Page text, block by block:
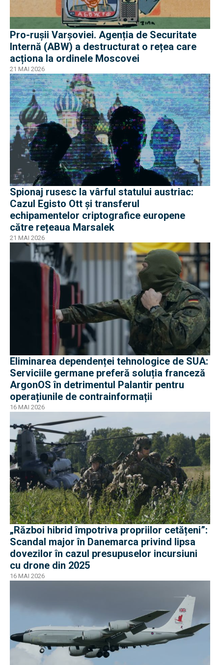
Pro-rușii Varșoviei. Agenția de Securitate
Internă (ABW) a destructurat o rețea care
acționa la ordinele Moscovei
21 MAI 2026
Spionaj rusesc la vârful statului austriac:
Cazul Egisto Ott și transferul
echipamentelor criptografice europene
către rețeaua Marsalek
21 MAI 2026
Eliminarea dependenței tehnologice de SUA:
Serviciile germane preferă soluția franceză
ArgonOS în detrimentul Palantir pentru
operațiunile de contrainformații
16 MAI 2026
„Război hibrid împotriva propriilor cetățeni”:
Scandal major în Danemarca privind lipsa
dovezilor în cazul presupuselor incursiuni
cu drone din 2025
16 MAI 2026